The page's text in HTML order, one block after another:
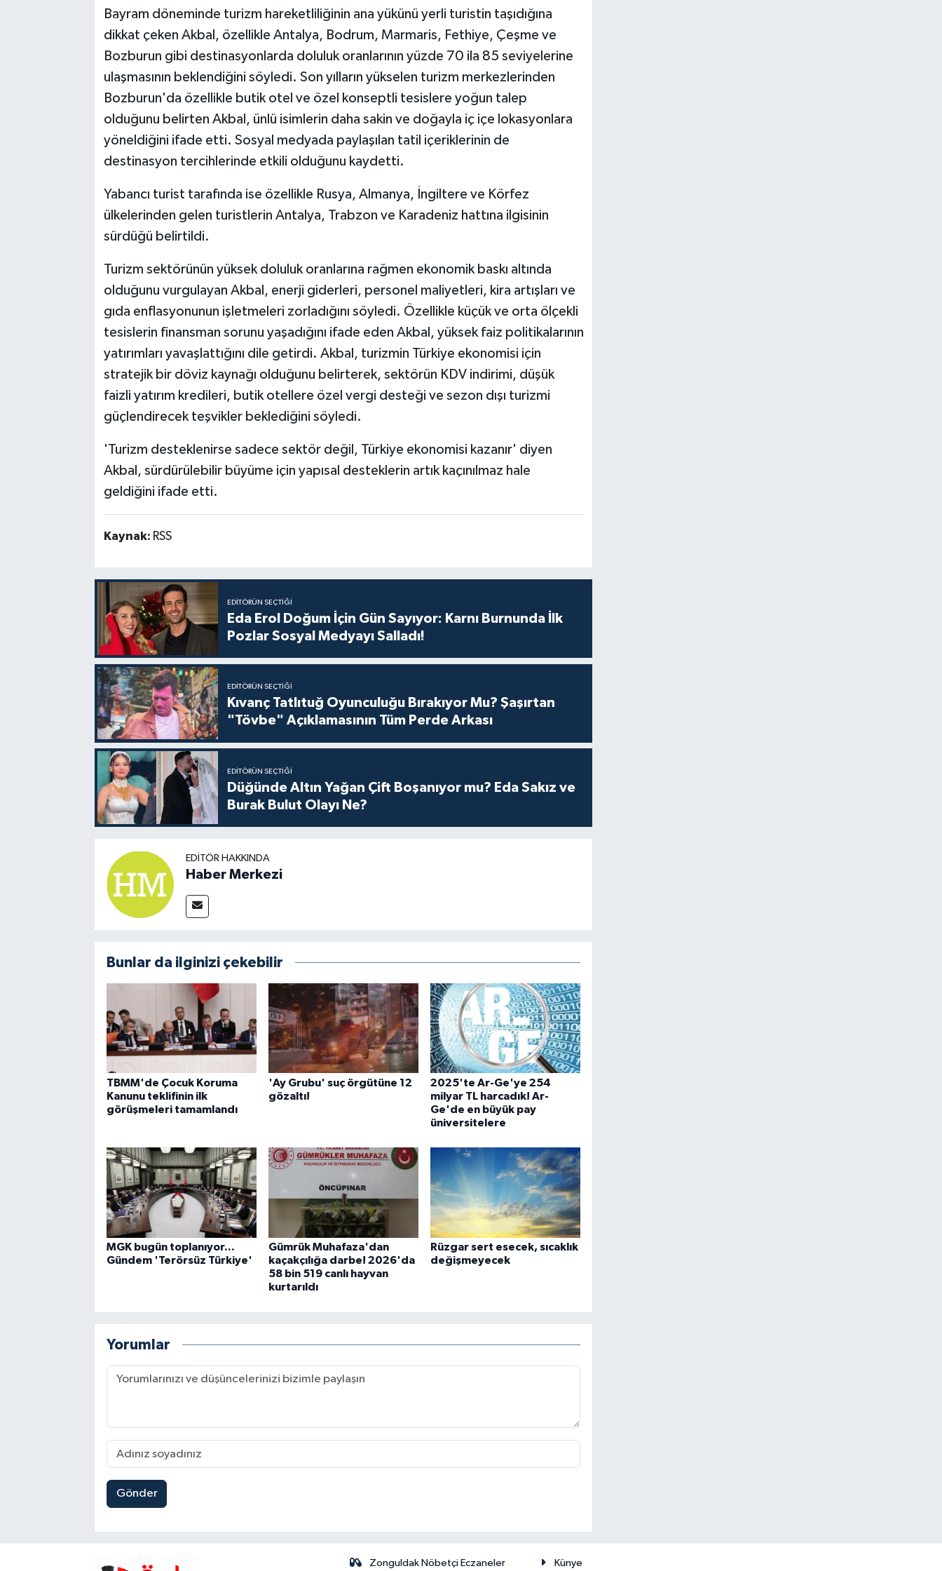
Bayram döneminde turizm hareketliliğinin ana yükünü yerli turistin taşıdığına
dikkat çeken Akbal, özellikle Antalya, Bodrum, Marmaris, Fethiye, Çeşme ve
Bozburun gibi destinasyonlarda doluluk oranlarının yüzde 70 ila 85 seviyelerine
ulaşmasının beklendiğini söyledi. Son yılların yükselen turizm merkezlerinden
Bozburun'da özellikle butik otel ve özel konseptli tesislere yoğun talep
olduğunu belirten Akbal, ünlü isimlerin daha sakin ve doğayla iç içe lokasyonlara
yöneldiğini ifade etti. Sosyal medyada paylaşılan tatil içeriklerinin de
destinasyon tercihlerinde etkili olduğunu kaydetti.
Yabancı turist tarafında ise özellikle Rusya, Almanya, İngiltere ve Körfez
ülkelerinden gelen turistlerin Antalya, Trabzon ve Karadeniz hattına ilgisinin
sürdüğü belirtildi.
Turizm sektörünün yüksek doluluk oranlarına rağmen ekonomik baskı altında
olduğunu vurgulayan Akbal, enerji giderleri, personel maliyetleri, kira artışları ve
gıda enflasyonunun işletmeleri zorladığını söyledi. Özellikle küçük ve orta ölçekli
tesislerin finansman sorunu yaşadığını ifade eden Akbal, yüksek faiz politikalarının
yatırımları yavaşlattığını dile getirdi. Akbal, turizmin Türkiye ekonomisi için
stratejik bir döviz kaynağı olduğunu belirterek, sektörün KDV indirimi, düşük
faizli yatırım kredileri, butik otellere özel vergi desteği ve sezon dışı turizmi
güçlendirecek teşvikler beklediğini söyledi.
'Turizm desteklenirse sadece sektör değil, Türkiye ekonomisi kazanır' diyen
Akbal, sürdürülebilir büyüme için yapısal desteklerin artık kaçınılmaz hale
geldiğini ifade etti.
Kaynak: RSS
EDITÖRÜN SEÇTIĞI
Eda Erol Doğum İçin Gün Sayıyor: Karnı Burnunda İlk
Pozlar Sosyal Medyayı Salladı!
EDITÖRÜN SEÇTIĞI
Kıvanç Tatlıtuğ Oyunculuğu Bırakıyor Mu? Şaşırtan
"Tövbe" Açıklamasının Tüm Perde Arkası
EDITÖRÜN SEÇTIĞI
Düğünde Altın Yağan Çift Boşanıyor mu? Eda Sakız ve
Burak Bulut Olayı Ne?
EDITÖR HAKKINDA
Haber Merkezi
Bunlar da ilginizi çekebilir
TBMM'de Çocuk Koruma
Kanunu teklifinin ilk
görüşmeleri tamamlandı
'Ay Grubu' suç örgütüne 12
gözaltı!
2025'te Ar-Ge'ye 254
milyar TL harcadık! Ar-
Ge'de en büyük pay
üniversitelere
MGK bugün toplanıyor...
Gündem 'Terörsüz Türkiye'
Gümrük Muhafaza'dan
kaçakçılığa darbe! 2026'da
58 bin 519 canlı hayvan
kurtarıldı
Rüzgar sert esecek, sıcaklık
değişmeyecek
Yorumlar
Gönder
Zonguldak Nöbetçi Eczaneler Künye